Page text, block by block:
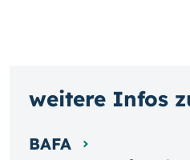
weitere Infos
BAFA